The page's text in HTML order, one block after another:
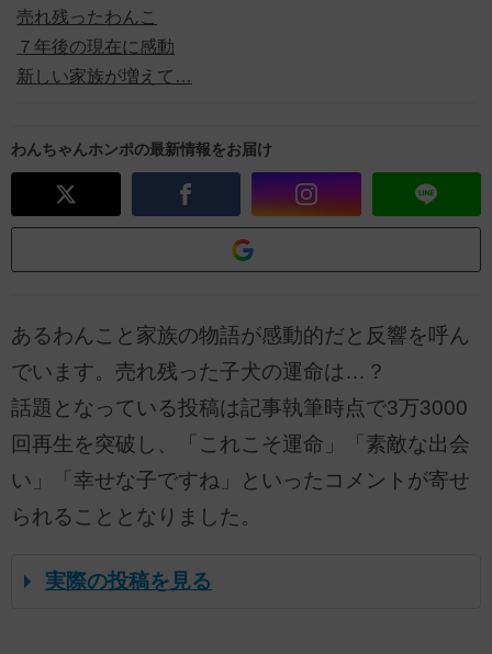
売れ残ったわんこ
７年後の現在に感動
新しい家族が増えて…
わんちゃんホンポの最新情報をお届け
あるわんこと家族の物語が感動的だと反響を呼ん
でいます。売れ残った子犬の運命は…？
話題となっている投稿は記事執筆時点で3万3000
回再生を突破し、「これこそ運命」「素敵な出会
い」「幸せな子ですね」といったコメントが寄せ
られることとなりました。
実際の投稿を見る